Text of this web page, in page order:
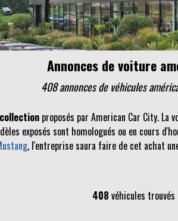
Annonces de voiture
408 annonces de véhicules
proposés par American Car City.
exposés sont homologués ou en cours
, l'entreprise saura faire de cet achat
408 véhicules trouvés